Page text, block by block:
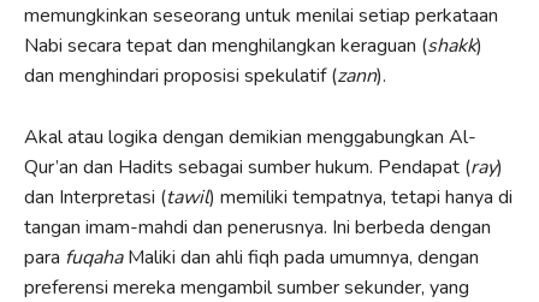
memungkinkan seseorang untuk menilai setiap perkataan
Nabi secara tepat dan menghilangkan keraguan (shakk)
dan menghindari proposisi spekulatif (zann).
Akal atau logika dengan demikian menggabungkan Al-
Qur’an dan Hadits sebagai sumber hukum. Pendapat (ray)
dan Interpretasi (tawil) memiliki tempatnya, tetapi hanya di
tangan imam-mahdi dan penerusnya. Ini berbeda dengan
para fuqahaMaliki dan ahli fiqh pada umumnya, dengan
preferensi mereka mengambil sumber sekunder, yang